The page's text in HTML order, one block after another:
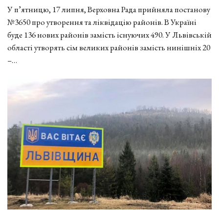
У п’ятницю, 17 липня, Верховна Рада прийняла постанову
№3650 про утворення та ліквідацію районів. В Україні
буде 136 нових районів замість існуючих 490. У Львівській
області утворять сім великих районів замість нинішніх 20
–…